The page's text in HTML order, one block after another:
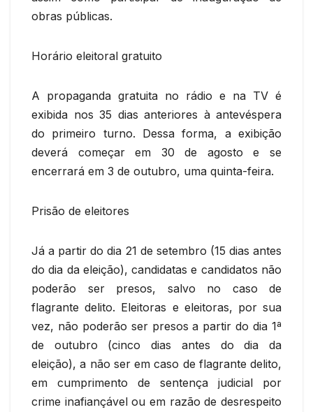
obras públicas.
Horário eleitoral gratuito
A propaganda gratuita no rádio e na TV é
exibida nos 35 dias anteriores à antevéspera
do primeiro turno. Dessa forma, a exibição
deverá começar em 30 de agosto e se
encerrará em 3 de outubro, uma quinta-feira.
Prisão de eleitores
Já a partir do dia 21 de setembro (15 dias antes
do dia da eleição), candidatas e candidatos não
poderão ser presos, salvo no caso de
flagrante delito. Eleitoras e eleitoras, por sua
vez, não poderão ser presos a partir do dia 1ª
de outubro (cinco dias antes do dia da
eleição), a não ser em caso de flagrante delito,
em cumprimento de sentença judicial por
crime inafiançável ou em razão de desrespeito